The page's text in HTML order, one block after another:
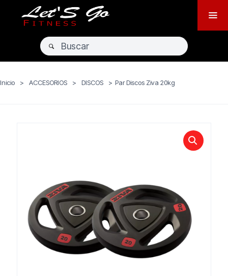
Inicio > ACCESORIOS > DISCOS > Par Discos Ziva 20kg